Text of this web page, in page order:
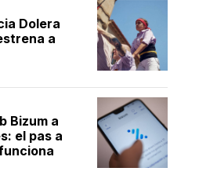
Dolera
a
Bizum a
el pas a